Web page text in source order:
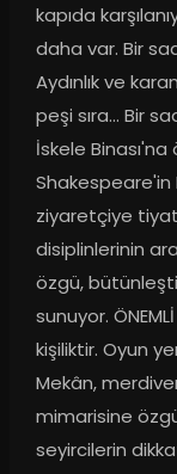
kapıda
daha var. Bir
Aydınlık ve
peşi sıra... Bir
İskele
Shakespeare'in
ziyaretçiye
disiplinlerinin
özgü,
sunuyor.
kişiliktir. Oyun
Mekân,
mimarisine
seyircilerin